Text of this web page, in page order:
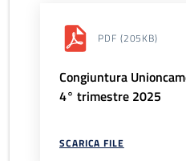
PDF (205KB)
Congiuntura
4° trimestre 2025
SCARICA FILE